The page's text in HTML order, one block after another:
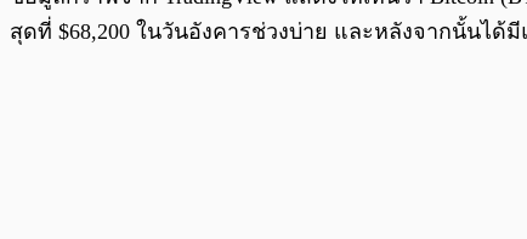
สุดที่ $68,200 ในวันอังคารช่วงบ่าย และหลังจากนั้นได้